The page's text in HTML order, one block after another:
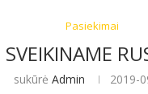
Pasiekimai
SVEIKINAME
sukūrėAdmin 2019-